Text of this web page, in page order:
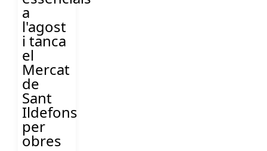
a
l'agost
i tanca
el
Mercat
de
Sant
Ildefons
per
obres